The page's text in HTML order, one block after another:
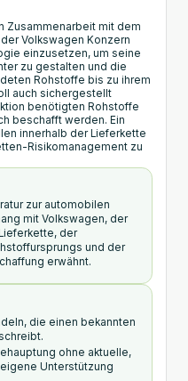
Zusammenarbeit mit dem
Volkswagen Konzern
einzusetzen, um seine
zu gestalten und die
Rohstoffe bis zu ihrem
auch sichergestellt
benötigten Rohstoffe
beschafft werden. Ein
innerhalb der Lieferkette
Risikomanagement zu
zur automobilen
mit Volkswagen, der
der
und der
erwähnt.
die einen bekannten
ohne aktuelle,
Unterstützung